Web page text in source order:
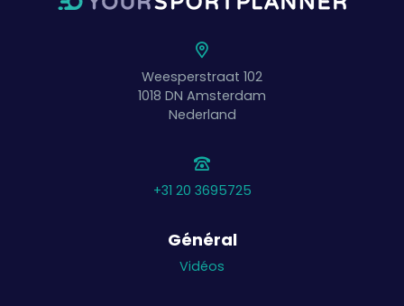
Weesperstraat 102
1018 DN Amsterdam
Nederland
+31 20 3695725
Général
Vidéos